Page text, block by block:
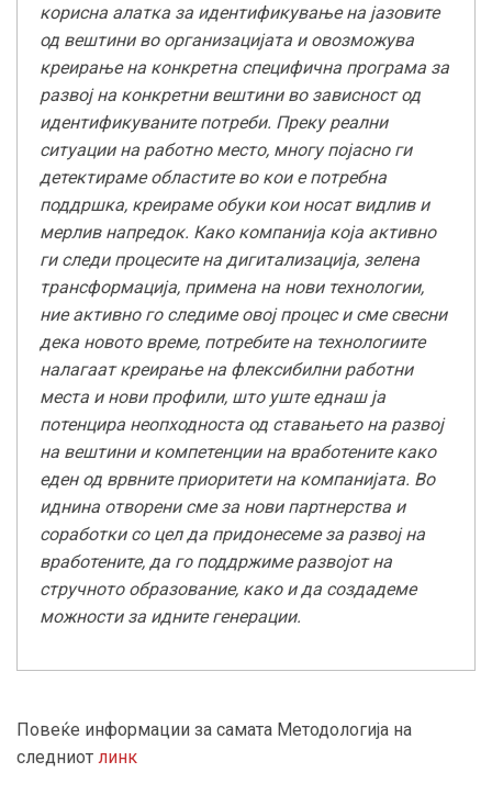
корисна алатка за идентификување на јазовите
од вештини во организацијата и овозможува
креирање на конкретна специфична програма за
развој на конкретни вештини во зависност од
идентификуваните потреби. Преку реални
ситуации на работно место, многу појасно ги
детектираме областите во кои е потребна
поддршка, креираме обуки кои носат видлив и
мерлив напредок. Како компанија која активно
ги следи процесите на дигитализација, зелена
трансформација, примена на нови технологии,
ние активно го следиме овој процес и сме свесни
дека новото време, потребите на технологиите
налагаат креирање на флексибилни работни
места и нови профили, што уште еднаш ја
потенцира неопходноста од ставањето на развој
на вештини и компетенции на вработените како
еден од врвните приоритети на компанијата. Во
иднина отворени сме за нови партнерства и
соработки со цел да придонесеме за развој на
вработените, да го поддржиме развојот на
стручното образование, како и да создадеме
можности за идните генерации.
Повеќе информации за самата Методологија на
следниот линк